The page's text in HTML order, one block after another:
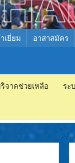
เยี่ยม อาสาสมัคร
จาคช่วยเหลือ ระ